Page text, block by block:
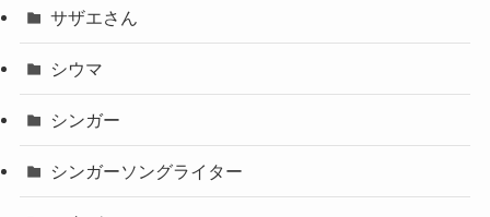
サザエさん
シウマ
シンガー
シンガーソングライター